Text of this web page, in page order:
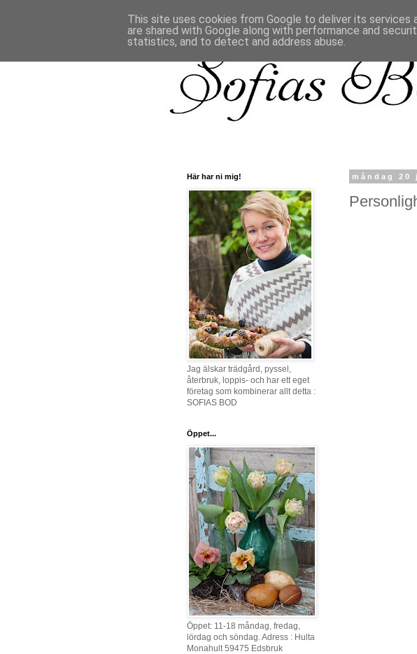
måndag 20
Här har ni mig!
Jag älskar trädgård, pyssel,
återbruk, loppis- och har ett eget
företag som kombinerar allt detta :
SOFIAS BOD
Öppet...
Öppet: 11-18 måndag, fredag,
lördag och söndag. Adress : Hulta
Monahult 59475 Edsbruk
This site uses cookies from Google to deliver its services
are shared with Google along with performance and
statistics, and to detect and address abuse.